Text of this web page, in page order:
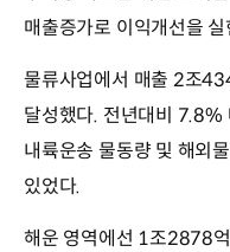
매출증가로 이익개선을
물류사업에서 매출 2조
달성했다. 전년대비 7.8%
내륙운송 물동량 및 해외
있었다.
해운 영역에선 1조2878